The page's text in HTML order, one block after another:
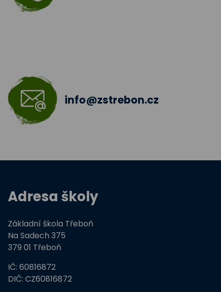
Šablony III
Šablony II.
Šablony 2016
Celé Česko čte dětem
Moderní technologie ve výuce
ZŠ Třeboň, Na Sadech jede do E
Tvořivá dílna žáků ZŠ Třeboň
Zdravé město Třeboň a ZŠ
info@zstrebon.cz
Adresa školy
Základní škola Třeboň
Na Sadech 375
379 01 Třeboň
IČ: 60816872
DIČ: CZ60816872